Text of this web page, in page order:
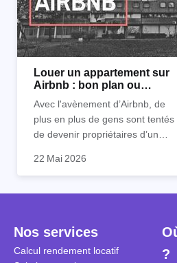
Louer un appartement sur
Airbnb : bon plan ou
Avec l'avènement d’Airbnb, de
plus en plus de gens sont tentés
de devenir propriétaires d’un
suite. On compte environ 25 000
sont des meublés touristiques à
est-ce rentable ? Quels sont les
frais à prévoir ? Les différentes
conditions à remplir ?
22 Mai 2026
Nos services
Calcul rendement locatif
?